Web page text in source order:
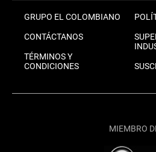
GRUPO EL COLOMBIANO
CONTÁCTANOS
TÉRMINOS Y
CONDICIONES
MIEMBRO